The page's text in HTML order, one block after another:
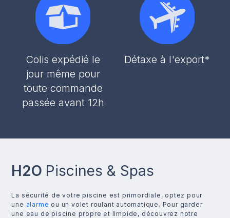
Colis expédié le
jour même pour
toute commande
passée avant 12h
Détaxe à l'export*
H2O Piscines & Spas
La sécurité de votre piscine est primordiale, optez pour
une alarme ou un volet roulant automatique. Pour garder
une eau de piscine propre et limpide, découvrez notre